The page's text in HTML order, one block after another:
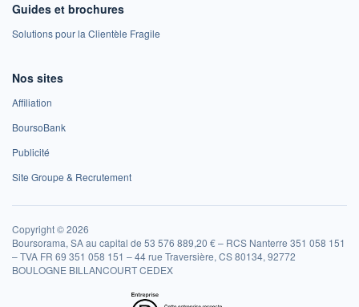
Guides et brochures
Solutions pour la Clientèle Fragile
Nos sites
Affiliation
BoursoBank
Publicité
Site Groupe & Recrutement
Copyright © 2026
Boursorama, SA au capital de 53 576 889,20 € – RCS Nanterre 351 058 151
– TVA FR 69 351 058 151 – 44 rue Traversière, CS 80134, 92772
BOULOGNE BILLANCOURT CEDEX